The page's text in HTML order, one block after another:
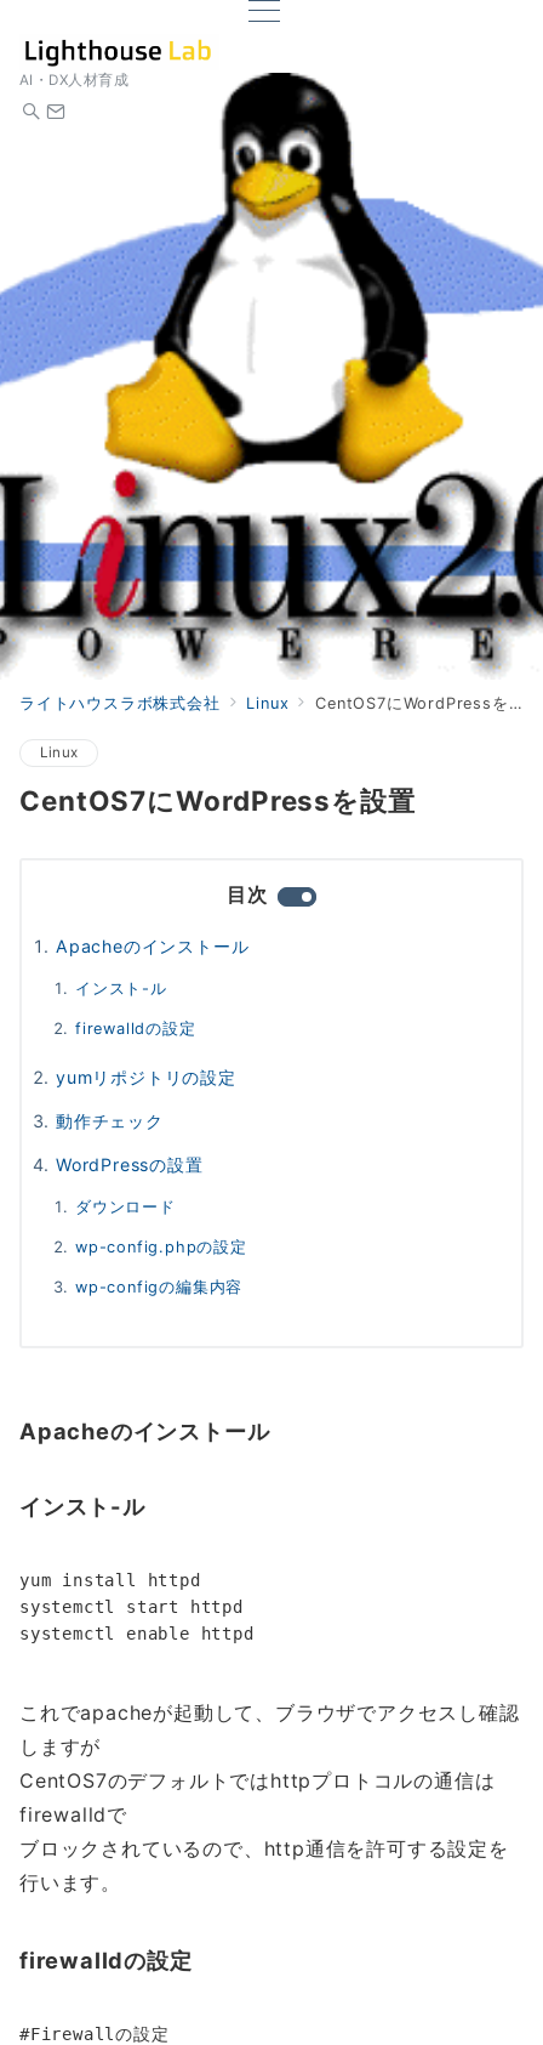
AI・DX人材育成
ライトハウスラボ株式会社 Linux CentOS7にWordPressを設置
Linux
CentOS7にWordPressを設置
目次
Apacheのインストール
インスト-ル
firewalldの設定
yumリポジトリの設定
動作チェック
WordPressの設置
ダウンロード
wp-config.phpの設定
wp-configの編集内容
Apacheのインストール
インスト-ル
yum install httpd
systemctl start httpd
systemctl enable httpd
これでapacheが起動して、ブラウザでアクセスし確認
しますが
CentOS7のデフォルトではhttpプロトコルの通信は
firewalldで
ブロックされているので、http通信を許可する設定を
行います。
firewalldの設定
#Firewallの設定